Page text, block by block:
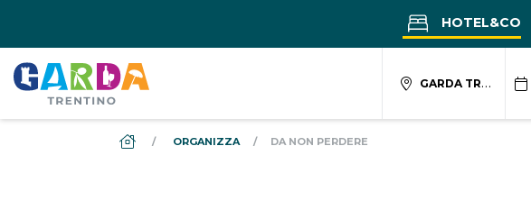
HOTEL&CO
GARDA TRENTINO
DS_BREADCRUMB.HOME
ORGANIZZA DA NON PERDERE